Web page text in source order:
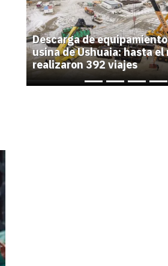
Descarga de
usina de Ushuaia: hasta el
realizaron 392 viajes
Previous